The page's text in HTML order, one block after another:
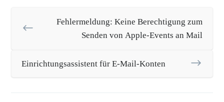
Fehlermeldung: Keine Berechtigung zum
Senden von Apple-Events an Mail
Einrichtungsassistent für E-Mail-Konten